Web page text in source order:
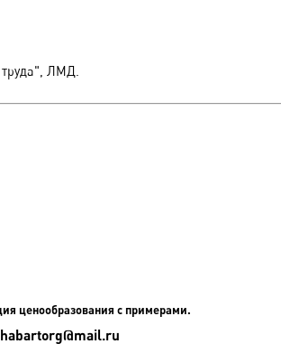
ЛМД.
ценообразования с примерами.